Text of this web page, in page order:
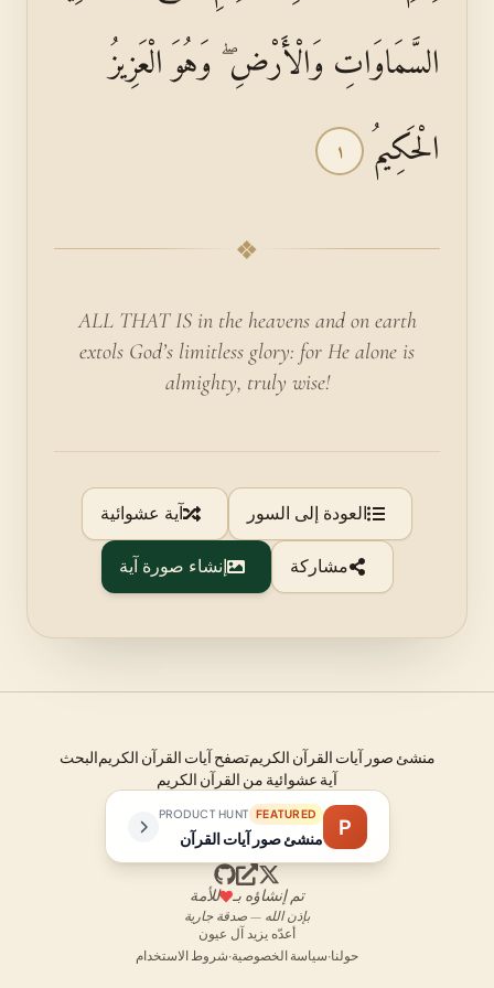
السَّمَاوَاتِ وَالْأَرْضِ ۖ وَهُوَ الْعَزِيزُ
الْحَكِيمُ ١
❖
ALL THAT IS in the heavens and on earth
extols God’s limitless glory: for He alone is
almighty, truly wise!
العودة إلى السور آية عشوائية
مشاركة إنشاء صورة آية
منشئ صور آيات القرآن الكريمتصفح آيات القرآن الكريمالبحث
آية عشوائية من القرآن الكريم
P
FEATURED
PRODUCT HUNT
منشئ صور آيات القرآن
تم إنشاؤه بـ للأمة
بإذن الله — صدقة جارية
أعدّه يزيد آل عيون
حولنا·سياسة الخصوصية·شروط الاستخدام